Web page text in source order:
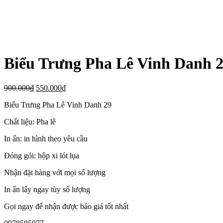
Biểu Trưng Pha Lê Vinh Danh
900.000₫ 550.000₫
Biểu Trưng Pha Lê Vinh Danh 29
Chất liệu: Pha lê
In ấn: in hình theo yêu cầu
Đóng gói: hộp xi lót lụa
Nhận đặt hàng với mọi số lượng
In ấn lấy ngay tùy số lượng
Gọi ngay để nhận được báo giá tốt nhất